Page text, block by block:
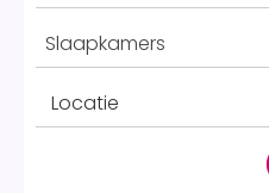
Slaapkamers
Locatie